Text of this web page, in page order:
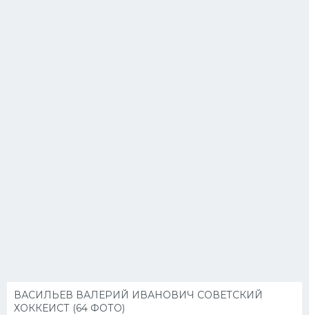
ВАСИЛЬЕВ ВАЛЕРИЙ ИВАНОВИЧ СОВЕТСКИЙ
ХОККЕИСТ (64 ФОТО)